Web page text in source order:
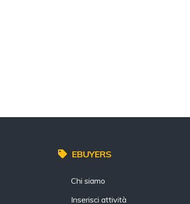
EBUYERS
Chi siamo
Inserisci attività